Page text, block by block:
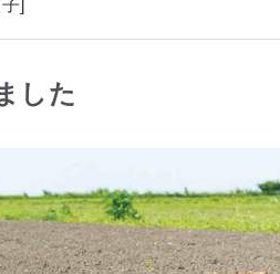
]
した